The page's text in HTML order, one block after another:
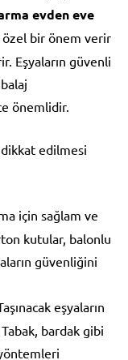
evden eve
özel bir önem verir
Eşyaların güvenli
önemlidir.
edilmesi
için sağlam ve
kutular, balonlu
güvenliğini
eşyaların
bardak gibi